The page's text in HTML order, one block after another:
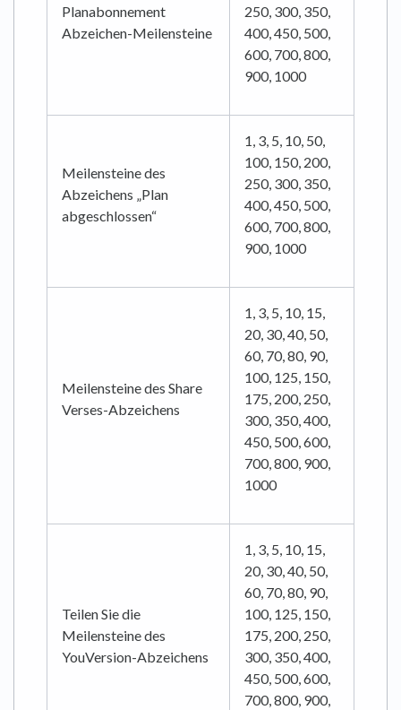
Planabonnement
Abzeichen-Meilensteine
250, 300, 350,
400, 450, 500,
600, 700, 800,
900, 1000
Meilensteine des
Abzeichens „Plan
abgeschlossen“
1, 3, 5, 10, 50,
100, 150, 200,
250, 300, 350,
400, 450, 500,
600, 700, 800,
900, 1000
Meilensteine des Share
Verses-Abzeichens
1, 3, 5, 10, 15,
20, 30, 40, 50,
60, 70, 80, 90,
100, 125, 150,
175, 200, 250,
300, 350, 400,
450, 500, 600,
700, 800, 900,
1000
Teilen Sie die
Meilensteine des
YouVersion-Abzeichens
1, 3, 5, 10, 15,
20, 30, 40, 50,
60, 70, 80, 90,
100, 125, 150,
175, 200, 250,
300, 350, 400,
450, 500, 600,
700, 800, 900,